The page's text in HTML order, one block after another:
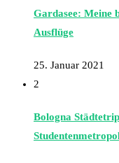
Gardasee: Meine
Ausflüge
25. Januar 2021
2
Bologna